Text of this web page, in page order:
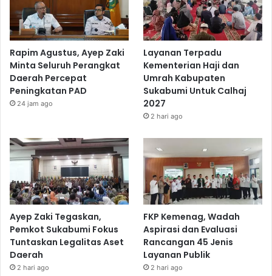
Rapim Agustus, Ayep Zaki
Minta Seluruh Perangkat
Daerah Percepat
Peningkatan PAD
24 jam ago
Layanan Terpadu
Kementerian Haji dan
Umrah Kabupaten
Sukabumi Untuk Calhaj
2027
2 hari ago
Ayep Zaki Tegaskan,
Pemkot Sukabumi Fokus
Tuntaskan Legalitas Aset
Daerah
2 hari ago
FKP Kemenag, Wadah
Aspirasi dan Evaluasi
Rancangan 45 Jenis
Layanan Publik
2 hari ago